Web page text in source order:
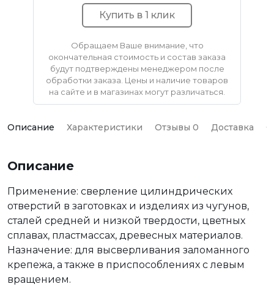
Купить в 1 клик
Обращаем Ваше внимание, что
окончательная стоимость и состав заказа
будут подтверждены менеджером после
обработки заказа. Цены и наличие товаров
на сайте и в магазинах могут различаться.
Описание Характеристики Отзывы 0 Доставка
Описание
Применение: сверление цилиндрических
отверстий в заготовках и изделиях из чугунов,
сталей средней и низкой твердости, цветных
сплавах, пластмассах, древесных материалов.
Назначение: для высверливания заломанного
крепежа, а также в приспособлениях с левым
вращением.